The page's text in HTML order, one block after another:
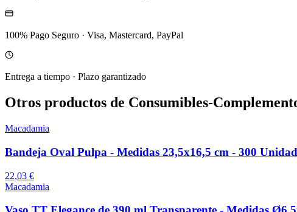
100% Pago Seguro · Visa, Mastercard, PayPal
Entrega a tiempo · Plazo garantizado
Otros productos de Consumibles-
Macadamia
Bandeja Oval Pulpa - Medidas 23,5x16,5 cm - 300
22,03 €
Macadamia